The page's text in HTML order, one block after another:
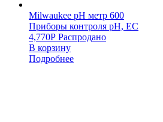
Milwaukee pH метр 600
Приборы контроля pH, EC
4,770Р Распродано
В корзину
Подробнее